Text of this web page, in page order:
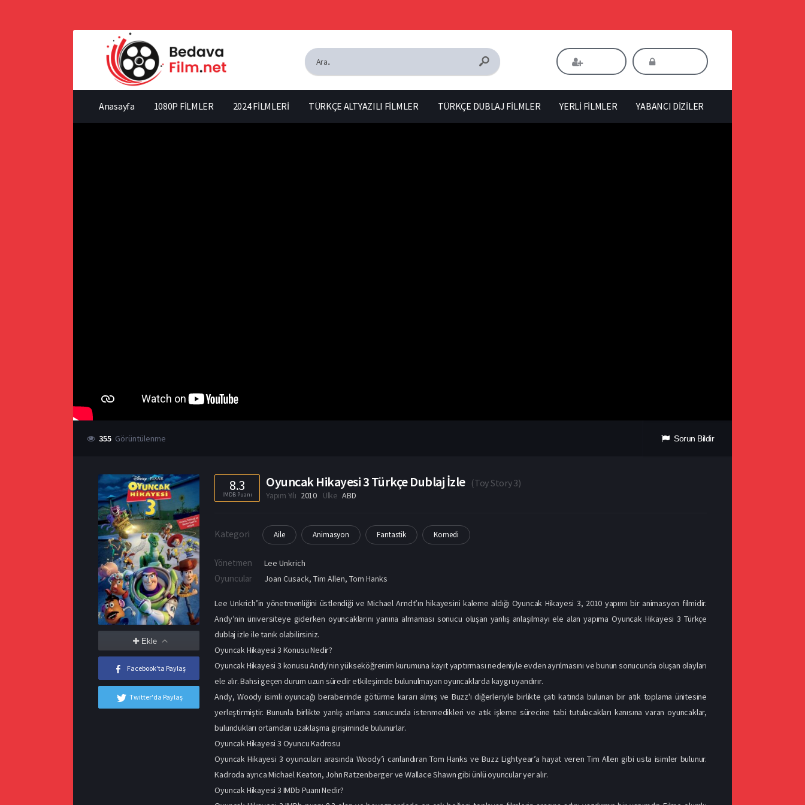
Anasayfa 1080P FİLMLER 2024 FİLMLERİ TÜRKÇE ALTYAZILI FİLMLER TÜRKÇE DUBLAJ FİLMLER YERLİ FİLMLER YABANCI DİZİLER
355 Görüntülenme Sorun Bildir
Ekle
Facebook'ta Paylaş
Twitter'da Paylaş
8.3
IMDB Puanı
Oyuncak Hikayesi 3 Türkçe Dublaj İzle (Toy Story 3)
Yapım Yılı 2010 Ülke ABD
Kategori Aile Animasyon Fantastik Komedi
Yönetmen Lee Unkrich
Oyuncular Joan Cusack,Tim Allen,Tom Hanks
Lee Unkrich’in yönetmenliğini üstlendiği ve Michael Arndt’ın hikayesini kaleme aldığı Oyuncak Hikayesi 3, 2010 yapımı bir animasyon filmidir.
Andy’nin üniversiteye giderken oyuncaklarını yanına almaması sonucu oluşan yanlış anlaşılmayı ele alan yapıma Oyuncak Hikayesi 3 Türkçe
dublaj izle ile tanık olabilirsiniz.
Oyuncak Hikayesi 3 Konusu Nedir?
Oyuncak Hikayesi 3 konusu Andy'nin yükseköğrenim kurumuna kayıt yaptırması nedeniyle evden ayrılmasını ve bunun sonucunda oluşan olayları
ele alır. Bahsi geçen durum uzun süredir etkileşimde bulunulmayan oyuncaklarda kaygı uyandırır.
Andy, Woody isimli oyuncağı beraberinde götürme kararı almış ve Buzz'ı diğerleriyle birlikte çatı katında bulunan bir atık toplama ünitesine
yerleştirmiştir. Bununla birlikte yanlış anlama sonucunda istenmedikleri ve atık işleme sürecine tabi tutulacakları kanısına varan oyuncaklar,
bulundukları ortamdan uzaklaşma girişiminde bulunurlar.
Oyuncak Hikayesi 3 Oyuncu Kadrosu
Oyuncak Hikayesi 3 oyuncuları arasında Woody’i canlandıran Tom Hanks ve Buzz Lightyear’a hayat veren Tim Allen gibi usta isimler bulunur.
Kadroda ayrıca Michael Keaton, John Ratzenberger ve Wallace Shawn gibi ünlü oyuncular yer alır.
Oyuncak Hikayesi 3 IMDb Puanı Nedir?